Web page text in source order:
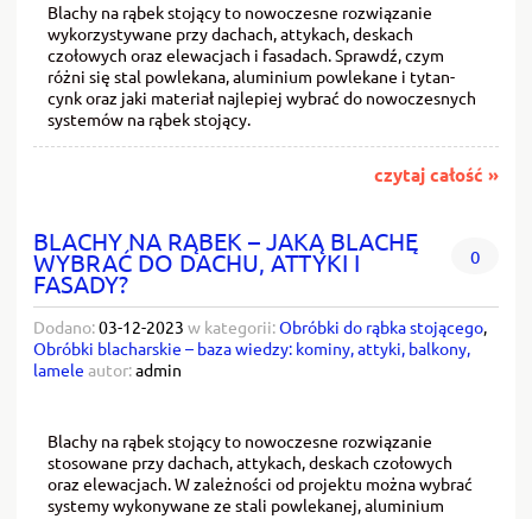
Blachy na rąbek stojący to nowoczesne rozwiązanie
wykorzystywane przy dachach, attykach, deskach
czołowych oraz elewacjach i fasadach. Sprawdź, czym
różni się stal powlekana, aluminium powlekane i tytan-
cynk oraz jaki materiał najlepiej wybrać do nowoczesnych
systemów na rąbek stojący.
czytaj całość »
BLACHY NA RĄBEK – JAKĄ BLACHĘ
WYBRAĆ DO DACHU, ATTYKI I
FASADY?
0
Dodano:03-12-2023 w kategorii:Obróbki do rąbka stojącego,
Obróbki blacharskie – baza wiedzy: kominy, attyki, balkony,
lamele autor:admin
Blachy na rąbek stojący to nowoczesne rozwiązanie
stosowane przy dachach, attykach, deskach czołowych
oraz elewacjach. W zależności od projektu można wybrać
systemy wykonywane ze stali powlekanej, aluminium